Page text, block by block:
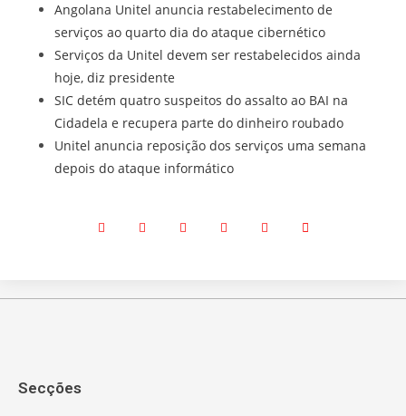
Angolana Unitel anuncia restabelecimento de
serviços ao quarto dia do ataque cibernético
Serviços da Unitel devem ser restabelecidos ainda
hoje, diz presidente
SIC detém quatro suspeitos do assalto ao BAI na
Cidadela e recupera parte do dinheiro roubado
Unitel anuncia reposição dos serviços uma semana
depois do ataque informático
Secções